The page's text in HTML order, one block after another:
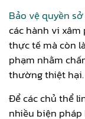
Bảo vệ quyền
các hành vi
thực tế mà còn
phạm nhằm
thường thiệt hại.
Để các chủ thể
nhiều biện